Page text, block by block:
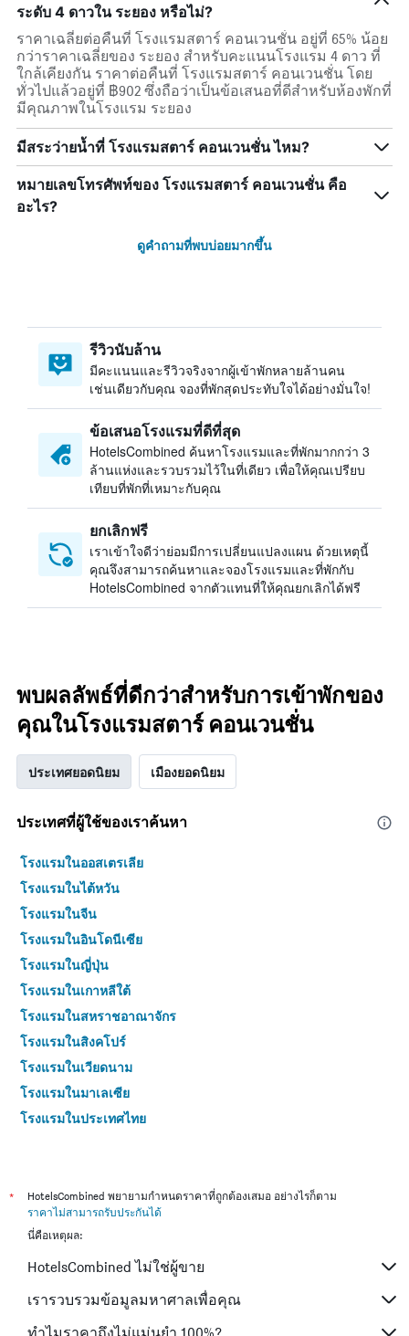
ระดับ 4 ดาวใน ระยอง หรือไม่?
ราคาเฉลี่ยต่อคืนที่ โรงแรมสตาร์ คอนเวนชั่น อยู่ที่ 65% น้อย
กว่าราคาเฉลี่ยของ ระยอง สำหรับคะแนนโรงแรม 4 ดาว ที่
ใกล้เคียงกัน ราคาต่อคืนที่ โรงแรมสตาร์ คอนเวนชั่น โดย
ทั่วไปแล้วอยู่ที่ ฿902 ซึ่งถือว่าเป็นข้อเสนอที่ดีสำหรับห้องพักที่
มีคุณภาพในโรงแรม ระยอง
มีสระว่ายน้ำที่ โรงแรมสตาร์ คอนเวนชั่น ไหม?
หมายเลขโทรศัพท์ของ โรงแรมสตาร์ คอนเวนชั่น คือ
อะไร?
ดูคำถามที่พบบ่อยมากขึ้น
รีวิวนับล้าน
มีคะแนนและรีวิวจริงจากผู้เข้าพักหลายล้านคน
เช่นเดียวกับคุณ จองที่พักสุดประทับใจได้อย่างมั่นใจ!
ข้อเสนอโรงแรมที่ดีที่สุด
HotelsCombined ค้นหาโรงแรมและที่พักมากกว่า 3
ล้านแห่งและรวบรวมไว้ในที่เดียว เพื่อให้คุณเปรียบ
เทียบที่พักที่เหมาะกับคุณ
ยกเลิกฟรี
เราเข้าใจดีว่าย่อมมีการเปลี่ยนแปลงแผน ด้วยเหตุนี้
คุณจึงสามารถค้นหาและจองโรงแรมและที่พักกับ
HotelsCombined จากตัวแทนที่ให้คุณยกเลิกได้ฟรี
พบผลลัพธ์ที่ดีกว่าสำหรับการเข้าพักของ
คุณในโรงแรมสตาร์ คอนเวนชั่น
ประเทศยอดนิยม เมืองยอดนิยม
ประเทศที่ผู้ใช้ของเราค้นหา
โรงแรมในออสเตรเลีย
โรงแรมในไต้หวัน
โรงแรมในจีน
โรงแรมในอินโดนีเซีย
โรงแรมในญี่ปุ่น
โรงแรมในเกาหลีใต้
โรงแรมในสหราชอาณาจักร
โรงแรมในสิงคโปร์
โรงแรมในเวียดนาม
โรงแรมในมาเลเซีย
โรงแรมในประเทศไทย
*
HotelsCombined พยายามกำหนดราคาที่ถูกต้องเสมอ อย่างไรก็ตาม
ราคาไม่สามารถรับประกันได้
นี่คือเหตุผล:
HotelsCombined ไม่ใช่ผู้ขาย
เรารวบรวมข้อมูลมหาศาลเพื่อคุณ
ทำไมราคาถึงไม่แม่นยำ 100%?